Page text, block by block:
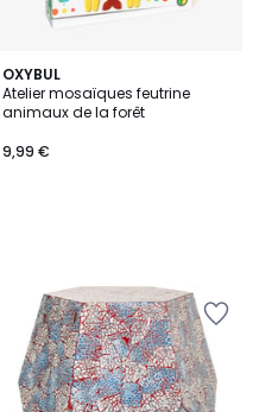
OXYBUL
Atelier mosaïques feutrine
animaux de la forêt
9,99 €